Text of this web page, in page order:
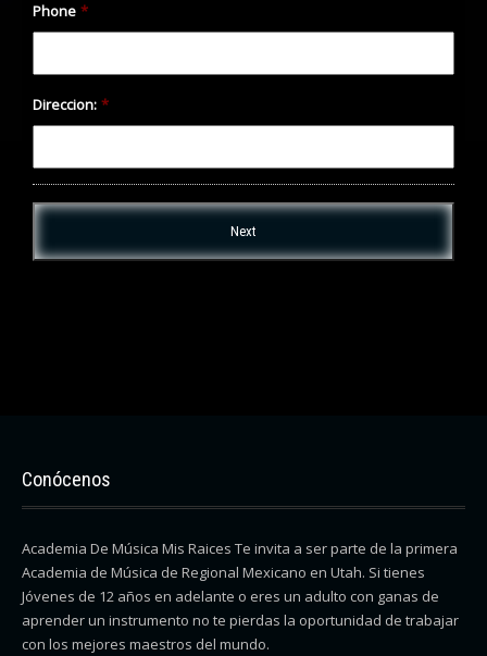
Phone *
Direccion: *
Conócenos
Academia De Música Mis Raices Te invita a ser parte de la primera
Academia de Música de Regional Mexicano en Utah. Si tienes
Jóvenes de 12 años en adelante o eres un adulto con ganas de
aprender un instrumento no te pierdas la oportunidad de trabajar
con los mejores maestros del mundo.